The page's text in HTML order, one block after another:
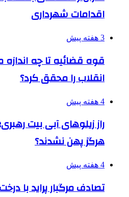
اقدامات شهرداری
3 هفته پیش
قوه قضائیه تا چه
انقلاب را محقق کرد؟
4 هفته پیش
راز زیلوهای آبی بیت
هرگز پهن نشدند؟
4 هفته پیش
تصادف مرگبار پراید با